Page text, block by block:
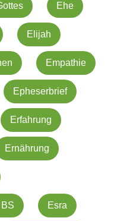
Ehe
Elijah
Empathie
Epheserbrief
Erfahrung
Ernährung
Esra